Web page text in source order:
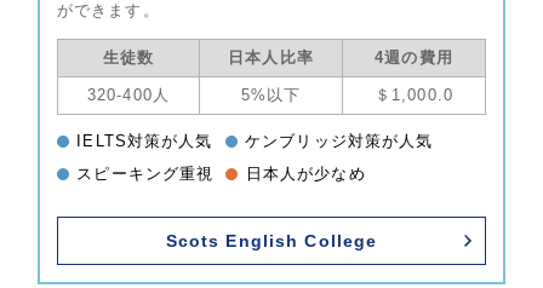
ができます。
生徒数 日本人比率 4週の費用
320-400人 5%以下 ＄1,000.0
IELTS対策が人気
ケンブリッジ対策が人気
スピーキング重視
日本人が少なめ
Scots English College